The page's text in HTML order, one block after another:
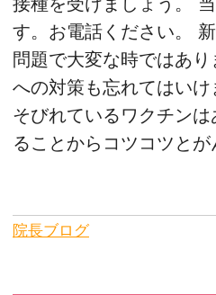
す。お電話ください。
問題で大変な時ではあ
への対策も忘れてはい
そびれているワクチン
ることからコツコツと
院長ブログ